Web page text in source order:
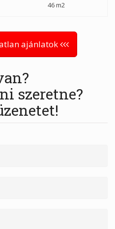
46 m2
ajánlatok
szeretne?